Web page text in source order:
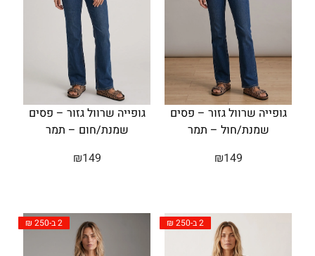
גופייה שרוול גזור – פסים
שמנת/חול – תמר
₪149
גופייה שרוול גזור – פסים
שמנת/חום – תמר
₪149
2 ב-250 ₪ 2 ב-250 ₪